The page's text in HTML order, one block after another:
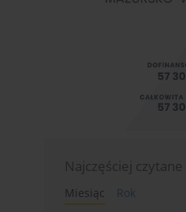
Najczęściej czytane
Miesiąc
Rok